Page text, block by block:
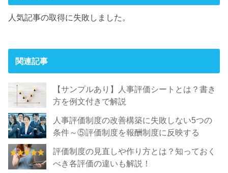
人気記事の取得に失敗しました。
関連記事
【サンプルあり】人事評価シートとは？書き
方を例文付きで解説
人事評価制度の改善構築に失敗しない5つの
条件～⑤評価制度を報酬制度に反映する
評価制度の見直しや作り方とは？知っておく
べき各評価の違いも解説！